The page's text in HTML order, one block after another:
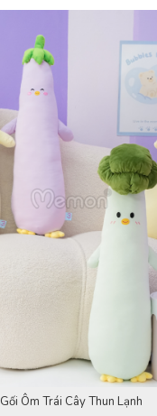
Gối Ôm Trái Cây Thun Lạnh